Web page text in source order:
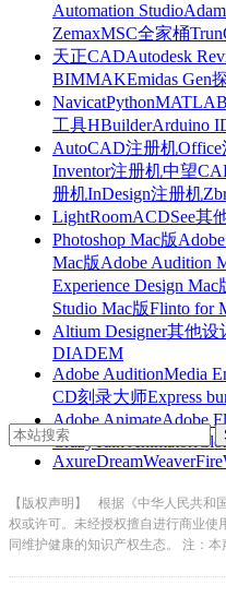
Automation Studio
ZemaxMSC全家桶
天正CADAutodesk
BIMMAKEmidas Gen
NavicatPythonMATLAB
工具HBuilderArduino
AutoCAD注册机
Inventor注册机中望
册机InDesign注册机
LightRoomACDSee其
Photoshop Mac版
Mac版Adobe Audition
Experience Design Mac
Studio Mac版Flinto for
Altium Designer其他设
DIADEM
Adobe AuditionMedia
CD刻录大师Express
Adobe AnimateAdobe
CrazyTalk Animator
AxureDreamWeaver
【版权声明】
根据《中华人民共和
权或许可。未经授权擅自进行商业使
同维护健康的知识产权生态。 注：